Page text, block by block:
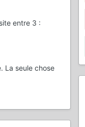
entre 3 :
La seule chose